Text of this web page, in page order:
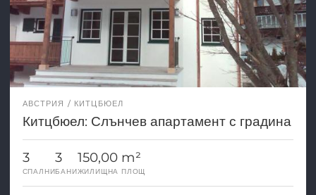
АВСТРИЯ КИТЦБЮЕЛ
Китцбюел: Слънчев апартамент с градина
3
СПАЛНИ
3
БАНИ
150,00 m²
ЖИЛИЩНА ПЛОЩ